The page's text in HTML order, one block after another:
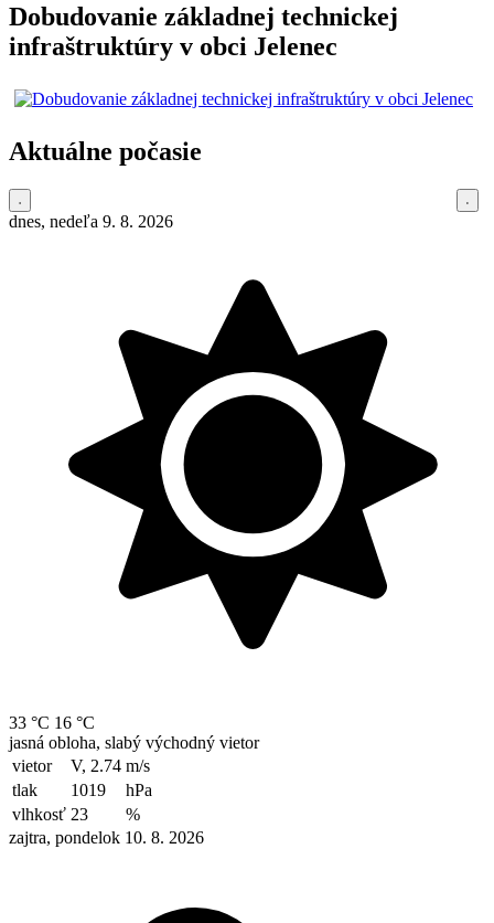
Dobudovanie základnej technickej
infraštruktúry v obci Jelenec
Aktuálne počasie
dnes, nedeľa 9. 8. 2026
33 °C 16 °C
jasná obloha, slabý východný vietor
vietor
V, 2.74 m/s
tlak
1019
hPa
vlhkosť 23
%
zajtra, pondelok 10. 8. 2026